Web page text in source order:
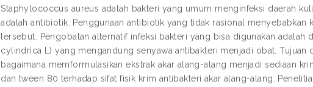
Staphylococcus aureus adalah bakteri yang umum menginfeksi daerah
adalah antibiotik. Penggunaan antibiotik yang tidak rasional
tersebut. Pengobatan alternatif infeksi bakteri yang bisa digunakan
cylindrica L) yang mengandung senyawa antibakteri menjadi obat. Tujuan
bagaimana memformulasikan ekstrak akar alang-alang menjadi sediaan
dan tween 80 terhadap sifat fisik krim antibakteri akar alang-alang.